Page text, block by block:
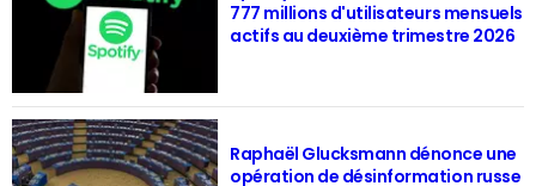
777 millions d'utilisateurs mensuels
actifs au deuxième trimestre 2026
Raphaël Glucksmann dénonce une
opération de désinformation russe